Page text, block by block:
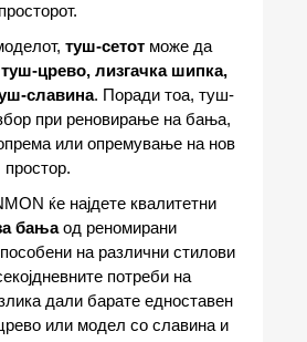
просторот.
туш-сетотможе да
црево, лизгачка шипка,
славина. Поради тоа, туш-
при реновирање на бања,
или опремување на нов
простор.
ќе најдете квалитетни
бањаод реномирани
на различни стилови
потреби на
дали барате едноставен
или модел со славина и